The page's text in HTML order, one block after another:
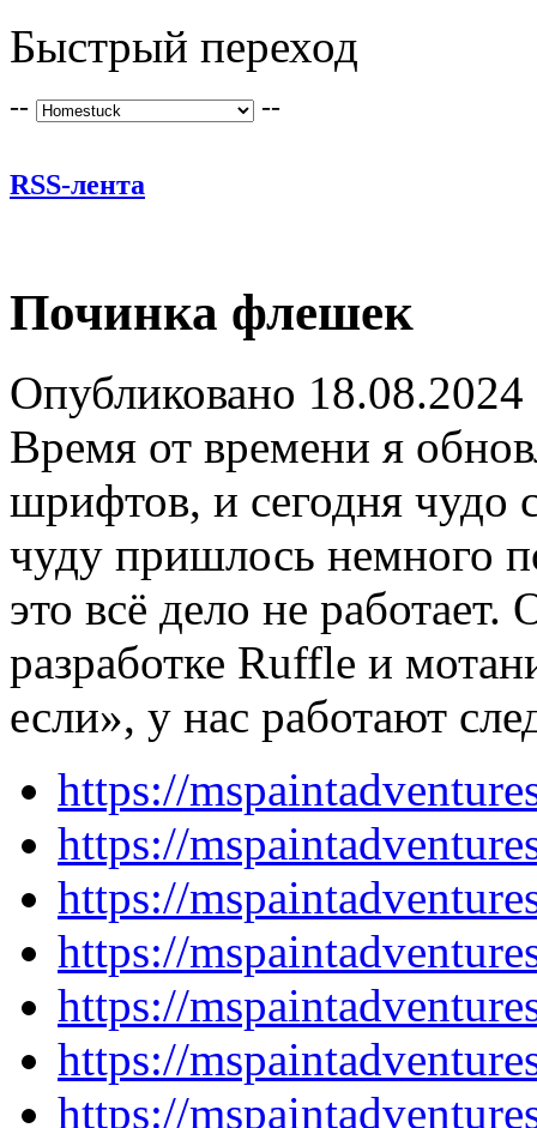
Быстрый переход
-- --
RSS-лента
Починка флешек
Опубликовано 18.08.2024
Время от времени я
шрифтов, и сегодня чудо
чуду пришлось немного
это всё дело не работает.
разработке Ruffle и
если», у нас работают
https://
https://
https://
https://
https://
https://
https://